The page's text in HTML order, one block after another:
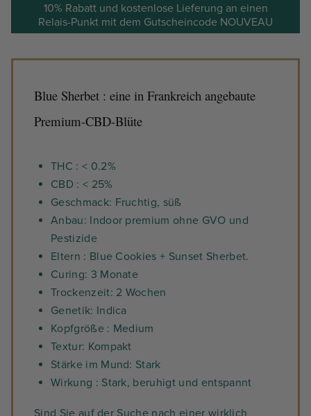
10% Rabatt und kostenlose Lieferung an einen
Relais-Punkt mit dem Gutscheincode NOUVEAU
Blue Sherbet : eine in Frankreich angebaute
Premium-CBD-Blüte
THC : < 0.2%
CBD : < 25%
Geschmack: Fruchtig, süß
Anbau: Indoor premium ohne GVO und
Pestizide
Eltern : Blue Cookies + Sunset Sherbet.
Curing: 3 Monate
Trockenzeit: 2 Wochen
Genetik: Indica
Kopfgröße : Medium
Textur: Kompakt
Stärke im Mund: Stark
Wirkung : Stark, beruhigt und entspannt
Sind Sie auf der Suche nach einer wirklich